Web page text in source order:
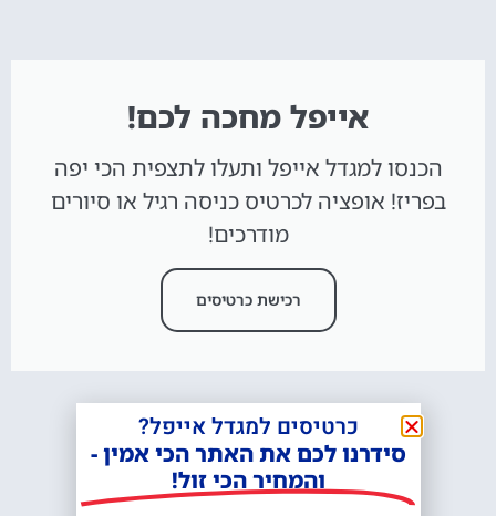
אייפל מחכה לכם!
הכנסו למגדל אייפל ותעלו לתצפית הכי יפה
בפריז! אופציה לכרטיס כניסה רגיל או סיורים
מודרכים!
רכישת כרטיסים
כרטיסים למגדל אייפל?
סידרנו לכם את האתר הכי אמין -
והמחיר הכי זול!